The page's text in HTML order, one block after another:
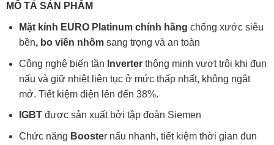
MÔ TẢ SẢN PHẨM
Mặt kính EURO Platinum chính hãng chống xước siêu
bền, bo viền nhômsang trọng và an toàn
Công nghệ biến tần Inverter thông minh vượt trội khi đun
nấu và giữ nhiệt liên tục ở mức thấp nhất, không ngắt
mở. Tiết kiệm điện lên đến 38%.
IGBTđược sản xuất bởi tập đoàn Siemen
Chức năng Booster nấu nhanh, tiết kiệm thời gian đun